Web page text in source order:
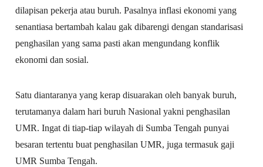
dilapisan pekerja atau buruh. Pasalnya inflasi ekonomi yang
senantiasa bertambah kalau gak dibarengi dengan standarisasi
penghasilan yang sama pasti akan mengundang konflik
ekonomi dan sosial.
Satu diantaranya yang kerap disuarakan oleh banyak buruh,
terutamanya dalam hari buruh Nasional yakni penghasilan
UMR. Ingat di tiap-tiap wilayah di Sumba Tengah punyai
besaran tertentu buat penghasilan UMR, juga termasuk gaji
UMR Sumba Tengah.